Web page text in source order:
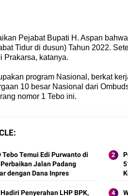
Pejabat Bupati H. Aspan
Tidur di dusun) Tahun 2022.
Prakarsa, katanya.
program Nasional, berkat
10 besar Nasional dari
nomor 1 Tebo ini.
Tebo Temui Edi Purwanto di
Jalan Padang
dengan Dana Inpres
Penyerahan LHP BPK,